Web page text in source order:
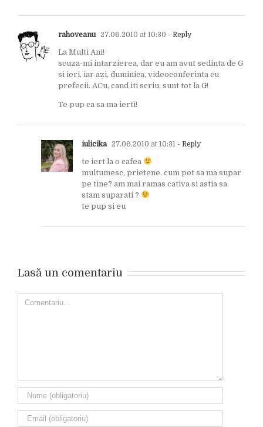
rahoveanu 27.06.2010 at 10:30 - Reply
La Multi Ani!
scuza-mi intarzierea, dar eu am avut sedinta de G
si ieri, iar azi, duminica, videoconferinta cu
prefecii. ACu, cand iti scriu, sunt tot la G!
Te pup ca sa ma ierti!
iulicika 27.06.2010 at 10:31 - Reply
te iert la o cafea
multumesc, prietene. cum pot sa ma supar
pe tine? am mai ramas cativa si astia sa
stam suparati ?
te pup si eu
Lasă un comentariu
Comment